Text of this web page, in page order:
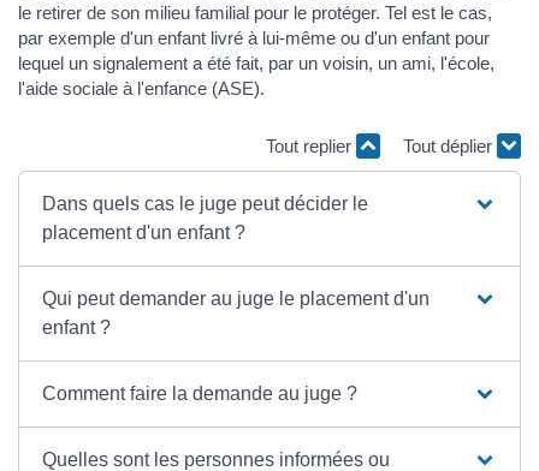
le retirer de son milieu familial pour le protéger. Tel est le cas,
par exemple d'un enfant livré à lui-même ou d'un enfant pour
lequel un signalement a été fait, par un voisin, un ami, l'école,
l'aide sociale à l'enfance (ASE).
Tout replier Tout déplier
Dans quels cas le juge peut décider le
placement d'un enfant ?
Qui peut demander au juge le placement d'un
enfant ?
Comment faire la demande au juge ?
Quelles sont les personnes informées ou